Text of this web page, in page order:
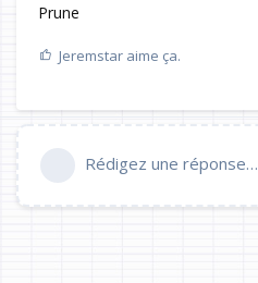
Prune
Jeremstar aime ça.
Rédigez une réponse…